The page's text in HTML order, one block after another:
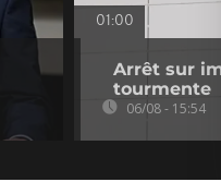
01:00
Arrêt sur
tourmente
06/08 - 15:54